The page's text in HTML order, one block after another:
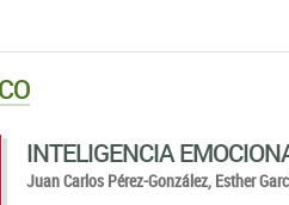
INTELIGENCIA
Juan Carlos Pérez-González, Esther